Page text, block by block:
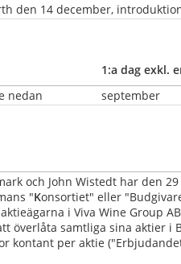
den 14 december,
1:a dag exkl.
nedan september
och John Wistedt har den
"Konsortiet" eller
i Viva Wine Group
överlåta samtliga sina aktier i
kontant per aktie